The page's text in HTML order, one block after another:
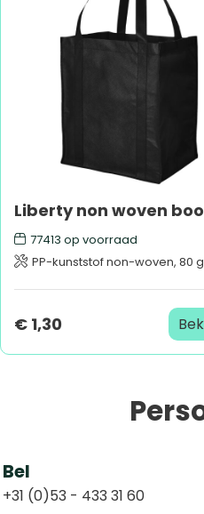
77413 op voorraad
PP-kunststof non-woven, 80
€ 1,30
Bel
+31 (0)53 - 433 31 60